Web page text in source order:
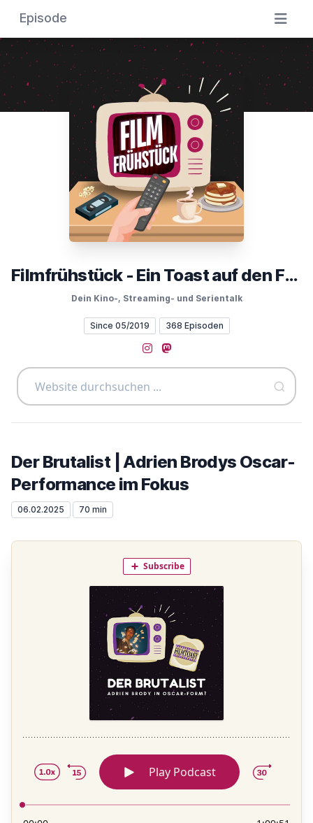
Episode
Filmfrühstück - Ein Toast auf den Film
Dein Kino-, Streaming- und Serientalk
Since 05/2019 368 Episoden
Instagram
Mastodon
Der Brutalist | Adrien Brodys Oscar-
Performance im Fokus
06.02.2025 70 min